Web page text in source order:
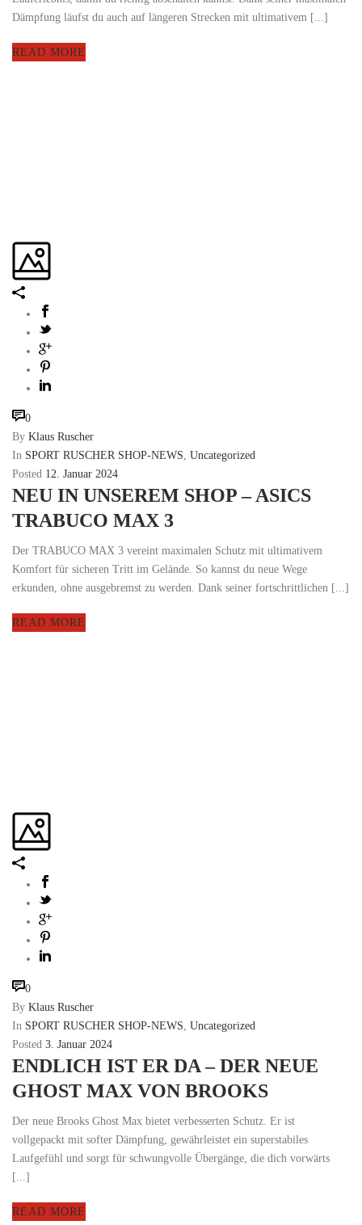
Dämpfung läufst du auch auf längeren Strecken mit ultimativem [...]
READ MORE
0
By Klaus Ruscher
In SPORT RUSCHER SHOP-NEWS Uncategorized
Posted 12. Januar 2024
NEU IN UNSEREM SHOP – ASICS
TRABUCO MAX 3
Der TRABUCO MAX 3 vereint maximalen Schutz mit ultimativem
Komfort für sicheren Tritt im Gelände. So kannst du neue Wege
erkunden, ohne ausgebremst zu werden. Dank seiner fortschrittlichen [...]
READ MORE
0
By Klaus Ruscher
In SPORT RUSCHER SHOP-NEWS Uncategorized
Posted 3. Januar 2024
ENDLICH IST ER DA – DER NEUE
GHOST MAX VON BROOKS
Der neue Brooks Ghost Max bietet verbesserten Schutz. Er ist
vollgepackt mit softer Dämpfung, gewährleistet ein superstabiles
Laufgefühl und sorgt für schwungvolle Übergänge, die dich vorwärts
[...]
READ MORE